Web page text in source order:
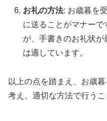
お礼の方法: お歳暮を
に送ることがマナー
が、手書きのお礼状
は適しています。
以上の点を踏まえ、お歳
考え、適切な方法で行うこ